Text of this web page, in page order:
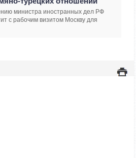
министра иностранных дел РФ
с рабочим визитом Москву для